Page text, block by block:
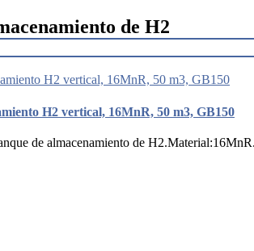
de H2
H2 vertical, 16MnR, 50 m3, GB150
de almacenamiento de